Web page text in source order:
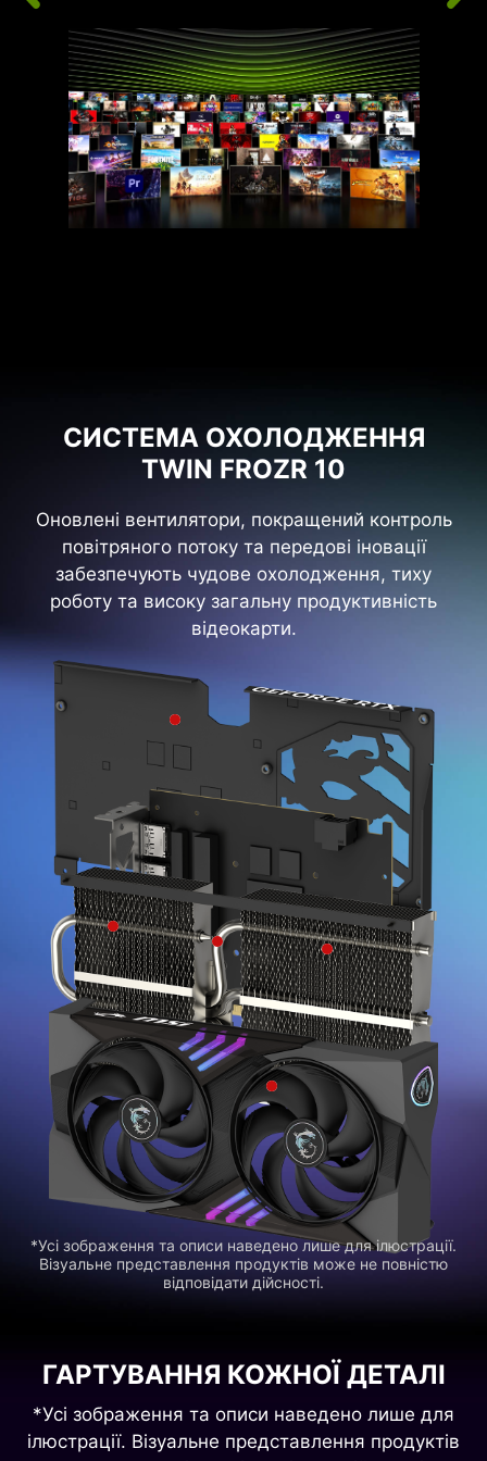
СИСТЕМА ОХОЛОДЖЕННЯ
TWIN FROZR 10
Оновлені вентилятори, покращений контроль
повітряного потоку та передові іновації
забезпечують чудове охолодження, тиху
роботу та високу загальну продуктивність
відеокарти.
*Усі зображення та описи наведено лише для ілюстрації.
Візуальне представлення продуктів може не повністю
відповідати дійсності.
ГАРТУВАННЯ КОЖНОЇ ДЕТАЛІ
*Усі зображення та описи наведено лише для
ілюстрації. Візуальне представлення продуктів